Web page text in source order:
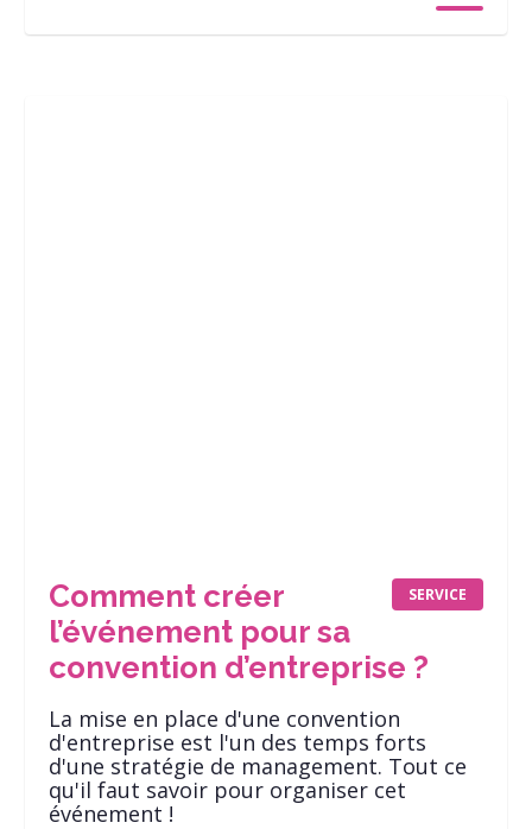
SERVICE
Comment créer
l’événement pour sa
convention d’entreprise ?
La mise en place d'une convention
d'entreprise est l'un des temps forts
d'une stratégie de management. Tout ce
qu'il faut savoir pour organiser cet
événement !